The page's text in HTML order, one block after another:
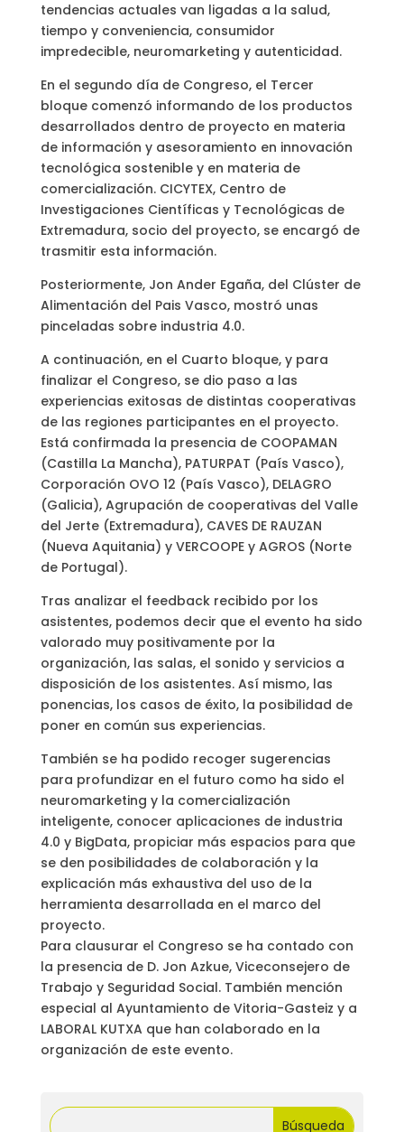
tendencias actuales van ligadas a la salud,
tiempo y conveniencia, consumidor
impredecible, neuromarketing y autenticidad.
En el segundo día de Congreso, el Tercer
bloque comenzó informando de los productos
desarrollados dentro de proyecto en materia
de información y asesoramiento en innovación
tecnológica sostenible y en materia de
comercialización. CICYTEX, Centro de
Investigaciones Científicas y Tecnológicas de
Extremadura, socio del proyecto, se encargó de
trasmitir esta información.
Posteriormente, Jon Ander Egaña, del Clúster de
Alimentación del Pais Vasco, mostró unas
pinceladas sobre industria 4.0.
A continuación, en el Cuarto bloque, y para
finalizar el Congreso, se dio paso a las
experiencias exitosas de distintas cooperativas
de las regiones participantes en el proyecto.
Está confirmada la presencia de COOPAMAN
(Castilla La Mancha), PATURPAT (País Vasco),
Corporación OVO 12 (País Vasco), DELAGRO
(Galicia), Agrupación de cooperativas del Valle
del Jerte (Extremadura), CAVES DE RAUZAN
(Nueva Aquitania) y VERCOOPE y AGROS (Norte
de Portugal).
Tras analizar el feedback recibido por los
asistentes, podemos decir que el evento ha sido
valorado muy positivamente por la
organización, las salas, el sonido y servicios a
disposición de los asistentes. Así mismo, las
ponencias, los casos de éxito, la posibilidad de
poner en común sus experiencias.
También se ha podido recoger sugerencias
para profundizar en el futuro como ha sido el
neuromarketing y la comercialización
inteligente, conocer aplicaciones de industria
4.0 y BigData, propiciar más espacios para que
se den posibilidades de colaboración y la
explicación más exhaustiva del uso de la
herramienta desarrollada en el marco del
proyecto.
Para clausurar el Congreso se ha contado con
la presencia de D. Jon Azkue, Viceconsejero de
Trabajo y Seguridad Social. También mención
especial al Ayuntamiento de Vitoria-Gasteiz y a
LABORAL KUTXA que han colaborado en la
organización de este evento.